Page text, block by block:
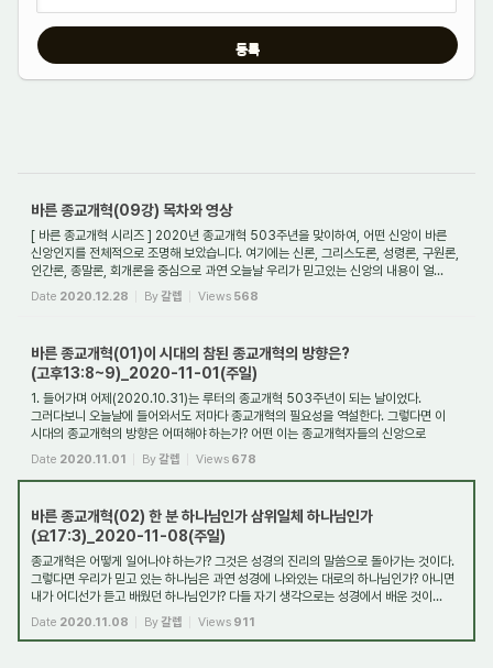
바른 종교개혁(09강) 목차와 영상
[ 바른 종교개혁 시리즈 ] 2020년 종교개혁 503주년을 맞이하여, 어떤 신앙이 바른
신앙인지를 전체적으로 조명해 보았습니다. 여기에는 신론, 그리스도론, 성령론, 구원론,
인간론, 종말론, 회개론을 중심으로 과연 오늘날 우리가 믿고있는 신앙의 내용이 얼...
Date 2020.12.28 By갈렙 Views 568
바른 종교개혁(01)이 시대의 참된 종교개혁의 방향은?
(고후13:8~9)_2020-11-01(주일)
1. 들어가며 어제(2020.10.31)는 루터의 종교개혁 503주년이 되는 날이었다.
그러다보니 오늘날에 들어와서도 저마다 종교개혁의 필요성을 역설한다. 그렇다면 이
시대의 종교개혁의 방향은 어떠해야 하는가? 어떤 이는 종교개혁자들의 신앙으로
Date 2020.11.01 By갈렙 Views 678
바른 종교개혁(02) 한 분 하나님인가 삼위일체 하나님인가
(요17:3)_2020-11-08(주일)
종교개혁은 어떻게 일어나야 하는가? 그것은 성경의 진리의 말씀으로 돌아가는 것이다.
그렇다면 우리가 믿고 있는 하나님은 과연 성경에 나와있는 대로의 하나님인가? 아니면
내가 어디선가 듣고 배웠던 하나님인가? 다들 자기 생각으로는 성경에서 배운 것이...
Date 2020.11.08 By갈렙 Views 911